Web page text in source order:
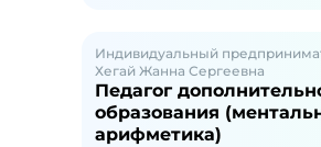
Индивидуальный
Хегай Жанна Сергеевна
Педагог
образования
арифметика)